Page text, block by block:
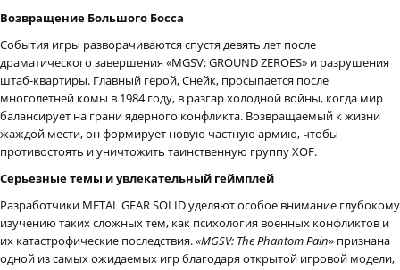
Возвращение Большого Босса
События игры разворачиваются спустя девять лет после
драматического завершения «MGSV: GROUND ZEROES» и разрушения
штаб-квартиры. Главный герой, Снейк, просыпается после
многолетней комы в 1984 году, в разгар холодной войны, когда мир
балансирует на грани ядерного конфликта. Возвращаемый к жизни
жаждой мести, он формирует новую частную армию, чтобы
противостоять и уничтожить таинственную группу XOF.
Серьезные темы и увлекательный геймплей
Разработчики METAL GEAR SOLID уделяют особое внимание глубокому
изучению таких сложных тем, как психология военных конфликтов и
их катастрофические последствия.«MGSV: The Phantom Pain» признана
одной из самых ожидаемых игр благодаря открытой игровой модели,